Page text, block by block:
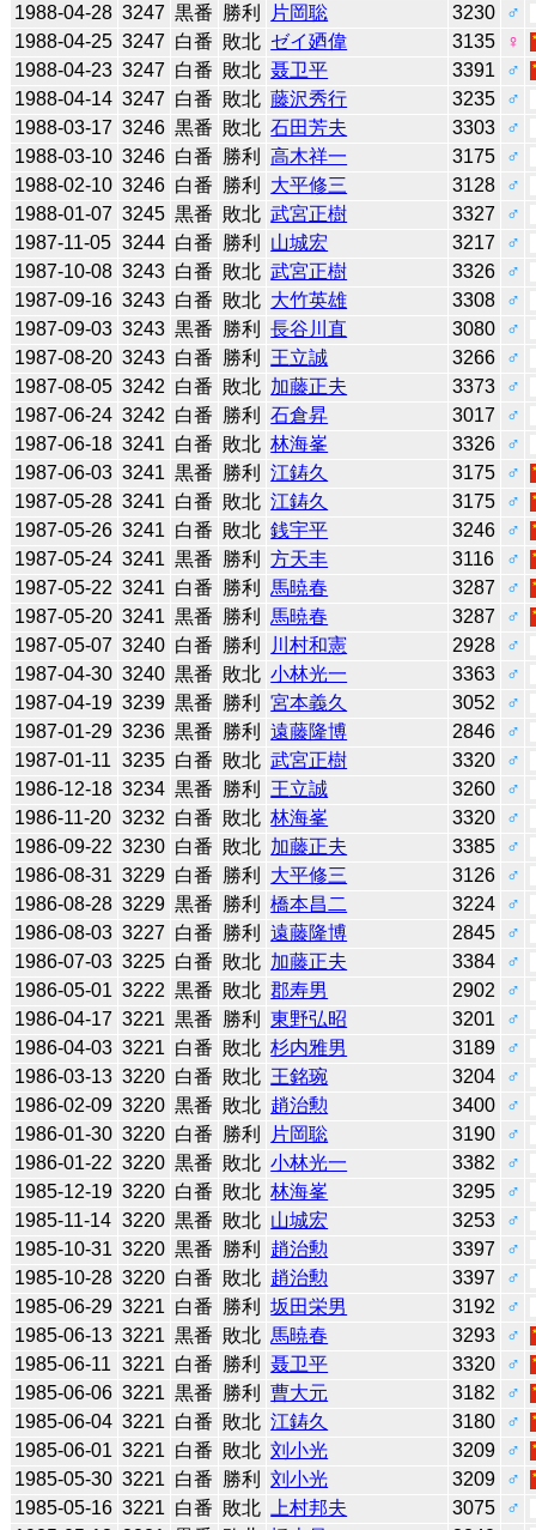
1988-04-28 3247 黒番 勝利 片岡聡 3230
♂
1988-04-25 3247 白番 敗北 ゼイ廼偉 3135
♀
1988-04-23 3247 白番 敗北 聂卫平 3391
♂
1988-04-14 3247 白番 敗北 藤沢秀行 3235
♂
1988-03-17 3246 黒番 敗北 石田芳夫 3303
♂
1988-03-10 3246 白番 勝利 高木祥一 3175
♂
1988-02-10 3246 白番 勝利 大平修三 3128
♂
1988-01-07 3245 黒番 敗北 武宮正樹 3327
♂
1987-11-05 3244 白番 勝利 山城宏 3217
♂
1987-10-08 3243 白番 敗北 武宮正樹 3326
♂
1987-09-16 3243 白番 敗北 大竹英雄 3308
♂
1987-09-03 3243 黒番 勝利 長谷川直 3080
♂
1987-08-20 3243 白番 勝利 王立誠 3266
♂
1987-08-05 3242 白番 敗北 加藤正夫 3373
♂
1987-06-24 3242 白番 勝利 石倉昇 3017
♂
1987-06-18 3241 白番 敗北 林海峯 3326
♂
1987-06-03 3241 黒番 勝利 江鋳久 3175
♂
1987-05-28 3241 白番 敗北 江鋳久 3175
♂
1987-05-26 3241 白番 敗北 銭宇平 3246
♂
1987-05-24 3241 黒番 勝利 方天丰 3116
♂
1987-05-22 3241 白番 勝利 馬暁春 3287
♂
1987-05-20 3241 黒番 勝利 馬暁春 3287
♂
1987-05-07 3240 白番 勝利 川村和憲 2928
♂
1987-04-30 3240 黒番 敗北 小林光一 3363
♂
1987-04-19 3239 黒番 勝利 宮本義久 3052
♂
1987-01-29 3236 黒番 勝利 遠藤隆博 2846
♂
1987-01-11 3235 白番 敗北 武宮正樹 3320
♂
1986-12-18 3234 黒番 勝利 王立誠 3260
♂
1986-11-20 3232 白番 敗北 林海峯 3320
♂
1986-09-22 3230 白番 敗北 加藤正夫 3385
♂
1986-08-31 3229 白番 勝利 大平修三 3126
♂
1986-08-28 3229 黒番 勝利 橋本昌二 3224
♂
1986-08-03 3227 白番 勝利 遠藤隆博 2845
♂
1986-07-03 3225 白番 敗北 加藤正夫 3384
♂
1986-05-01 3222 黒番 敗北 郡寿男 2902
♂
1986-04-17 3221 黒番 勝利 東野弘昭 3201
♂
1986-04-03 3221 白番 敗北 杉内雅男 3189
♂
1986-03-13 3220 白番 敗北 王銘琬 3204
♂
1986-02-09 3220 黒番 敗北 趙治勲 3400
♂
1986-01-30 3220 白番 勝利 片岡聡 3190
♂
1986-01-22 3220 黒番 敗北 小林光一 3382
♂
1985-12-19 3220 白番 敗北 林海峯 3295
♂
1985-11-14 3220 黒番 敗北 山城宏 3253
♂
1985-10-31 3220 黒番 勝利 趙治勲 3397
♂
1985-10-28 3220 白番 敗北 趙治勲 3397
♂
1985-06-29 3221 白番 勝利 坂田栄男 3192
♂
1985-06-13 3221 黒番 敗北 馬暁春 3293
♂
1985-06-11 3221 白番 勝利 聂卫平 3320
♂
1985-06-06 3221 黒番 勝利 曹大元 3182
♂
1985-06-04 3221 白番 敗北 江鋳久 3180
♂
1985-06-01 3221 白番 敗北 刘小光 3209
♂
1985-05-30 3221 白番 勝利 刘小光 3209
♂
1985-05-16 3221 白番 敗北 上村邦夫 3075
♂